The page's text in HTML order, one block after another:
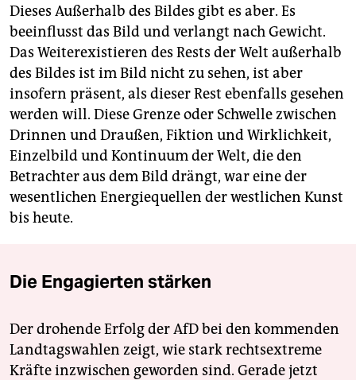
Dieses Außerhalb des Bildes gibt es aber. Es
beeinflusst das Bild und verlangt nach Gewicht.
Das Weiterexistieren des Rests der Welt außerhalb
des Bildes ist im Bild nicht zu sehen, ist aber
insofern präsent, als dieser Rest ebenfalls gesehen
werden will. Diese Grenze oder Schwelle zwischen
Drinnen und Draußen, Fiktion und Wirklichkeit,
Einzelbild und Kontinuum der Welt, die den
Betrachter aus dem Bild drängt, war eine der
wesentlichen Energiequellen der westlichen Kunst
bis heute.
Die Engagierten stärken
Der drohende Erfolg der AfD bei den kommenden
Landtagswahlen zeigt, wie stark rechtsextreme
Kräfte inzwischen geworden sind. Gerade jetzt